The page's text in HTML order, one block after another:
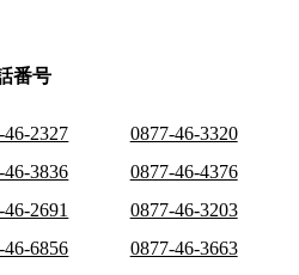
番号
46-2327
0877-46-3320
46-3836
0877-46-4376
2691
0877-46-3203
46-6856
0877-46-3663